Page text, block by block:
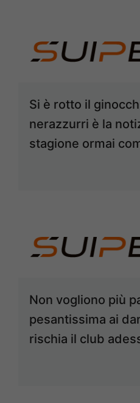
Si è rotto il
nerazzurri è la
stagione ormai
Non vogliono più
pesantissima ai
rischia il club